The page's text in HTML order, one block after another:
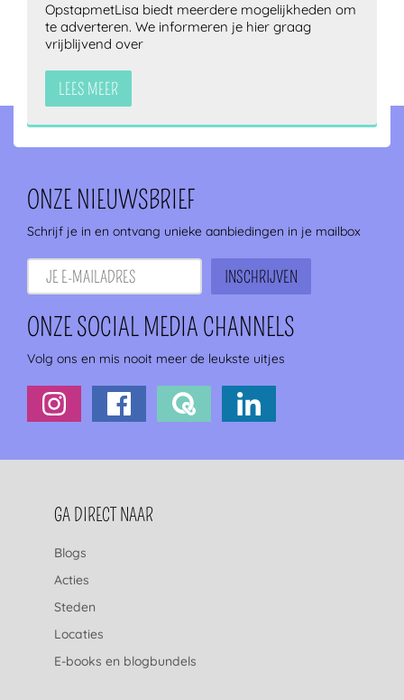
OpstapmetLisa biedt meerdere mogelijkheden om
te adverteren. We informeren je hier graag
vrijblijvend over
LEES MEER
ONZE NIEUWSBRIEF
Schrijf je in en ontvang unieke aanbiedingen in je mailbox
ONZE SOCIAL MEDIA CHANNELS
Volg ons en mis nooit meer de leukste uitjes
FOOTERNAVIGATIE
GA DIRECT NAAR
Blogs
Acties
Steden
Locaties
E-books en blogbundels